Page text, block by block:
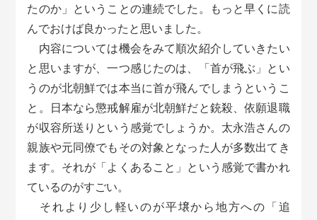
たのか」ということの連続でした。もっと早くに読
んでおけば良かったと思いました。
内容については機会をみて順次紹介していきたい
と思いますが、一つ感じたのは、「首が飛ぶ」とい
うのが北朝鮮では本当に首が飛んでしまうというこ
と。日本なら懲戒解雇が北朝鮮だと銃殺、依願退職
が収容所送りという感覚でしょうか。太永浩さんの
親族や元同僚でもその対象となった人が多数出てき
ます。それが「よくあること」という感覚で書かれ
ているのがすごい。
それより少し軽いのが平壌から地方への「追